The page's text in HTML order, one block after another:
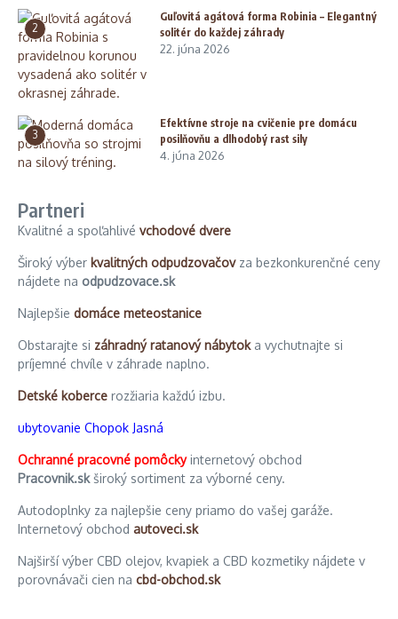
2
Guľovitá agátová forma Robinia – Elegantný
solitér do každej záhrady
22. júna 2026
3
Efektívne stroje na cvičenie pre domácu
posilňovňu a dlhodobý rast sily
4. júna 2026
Partneri
Kvalitné a spoľahlivé vchodové dvere
Široký výber kvalitných odpudzovačovza bezkonkurenčné ceny
nájdete na odpudzovace.sk
Najlepšie domáce meteostanice
Obstarajte si záhradný ratanový nábytoka vychutnajte si
príjemné chvíle v záhrade naplno.
Detské koberce rozžiaria každú izbu.
ubytovanie Chopok Jasná
Ochranné pracovné pomôckyinternetový obchod
Pracovnik.skširoký sortiment za výborné ceny.
Autodoplnky za najlepšie ceny priamo do vašej garáže.
Internetový obchod autoveci.sk
Najširší výber CBD olejov, kvapiek a CBD kozmetiky nájdete v
porovnávači cien na cbd-obchod.sk